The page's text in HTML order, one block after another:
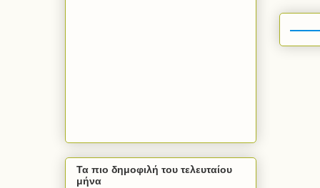
Τα πιο δημοφιλή του τελευταίου
μήνα